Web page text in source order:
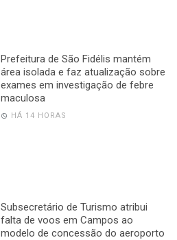
Prefeitura de São Fidélis mantém
área isolada e faz atualização sobre
exames em investigação de febre
maculosa
HÁ 14 HORAS
Subsecretário de Turismo atribui
falta de voos em Campos ao
modelo de concessão do aeroporto